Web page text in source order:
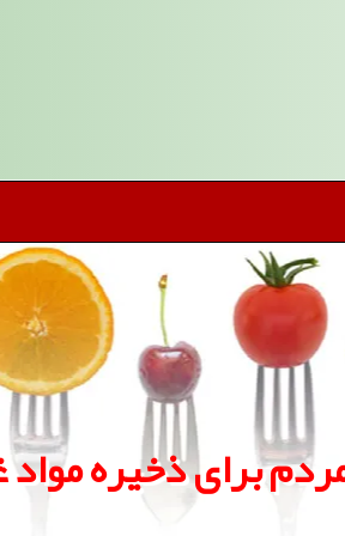
برای ذخیره مواد